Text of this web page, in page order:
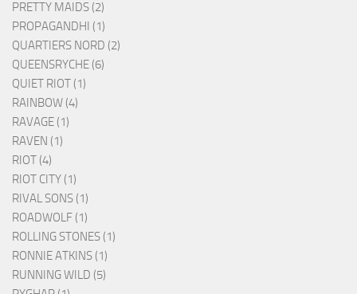
PRETTY MAIDS (2)
PROPAGANDHI (1)
QUARTIERS NORD (2)
QUEENSRYCHE (6)
QUIET RIOT (1)
RAINBOW (4)
RAVAGE (1)
RAVEN (1)
RIOT (4)
RIOT CITY (1)
RIVAL SONS (1)
ROADWOLF (1)
ROLLING STONES (1)
RONNIE ATKINS (1)
RUNNING WILD (5)